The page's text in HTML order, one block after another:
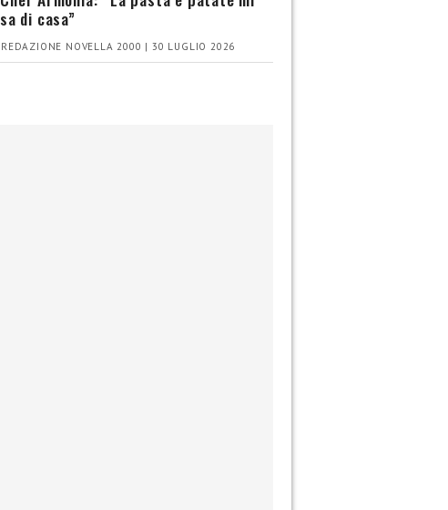
sa di casa”
REDAZIONE NOVELLA 2000 | 30 LUGLIO 2026